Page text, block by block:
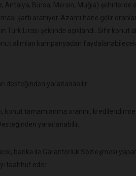
Antalya, Bursa, Mersin, Muğla) şehirlerde
şartı aranıyor. Azami hane gelir
Türk Lirası şeklinde açıklandı. Sıfır konut
alımları kampanyadan faydalanabilecek.
desteğinden yararlanabilir.
konut tamamlanma oranını,
yararlanabilir.
banka ile Garantörlük Sözleşmesi
taahhüt eder.